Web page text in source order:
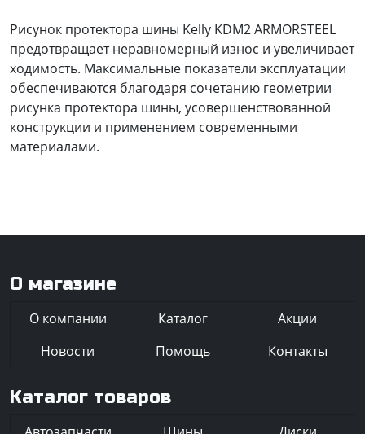
Рисунок протектора шины Kelly KDM2 ARMORSTEEL
предотвращает неравномерный износ и увеличивает
ходимость. Максимальные показатели эксплуатации
обеспечиваются благодаря сочетанию геометрии
рисунка протектора шины, усовершенствованной
конструкции и применением современными
материалами.
О магазине
О компании Каталог
Акции
Новости
Помощь Контакты
Каталог товаров